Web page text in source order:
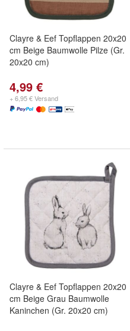
Clayre & Eef Topflappen 20x20
cm Beige Baumwolle Pilze (Gr.
20x20 cm)
4,99 €
+ 6,95 € Versand
Clayre & Eef Topflappen 20x20
cm Beige Grau Baumwolle
Kaninchen (Gr. 20x20 cm)